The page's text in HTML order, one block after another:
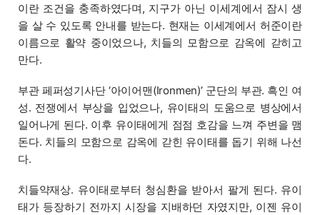
이란 조건을 충족하였다며, 지구가 아닌 이세계에서 잠시 생
을 살 수 있도록 안내를 받는다. 현재는 이세계에서 허준이란
이름으로 활약 중이었으나, 치들의 모함으로 감옥에 갇히고
만다.
부관 페퍼성기사단 ‘아이어맨(Ironmen)’ 군단의 부관. 흑인 여
성. 전쟁에서 부상을 입었으나, 유이태의 도움으로 병상에서
일어나게 된다. 이후 유이태에게 점점 호감을 느껴 주변을 맴
돈다. 치들의 모함으로 감옥에 갇힌 유이태를 돕기 위해 나선
다.
치들약재상. 유이태로부터 청심환을 받아서 팔게 된다. 유이
태가 등장하기 전까지 시장을 지배하던 자였지만, 이젠 유이